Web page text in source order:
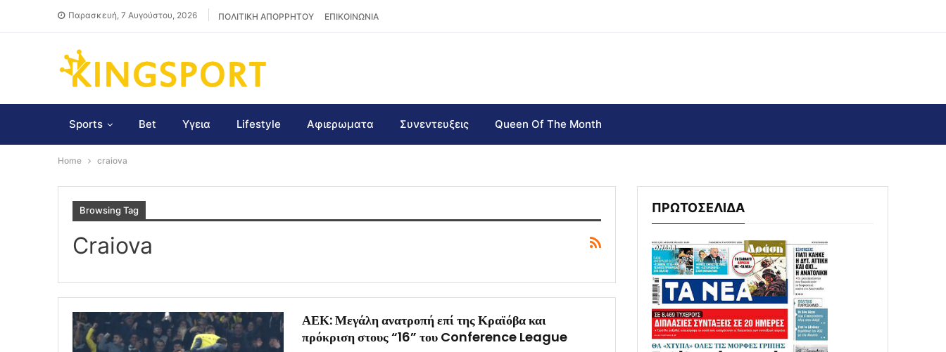
Παρασκευή, 7 Αυγούστου, 2026 ΠΟΛΙΤΙΚΗ ΑΠΟΡΡΗΤΟΥ ΕΠΙΚΟΙΝΩΝΙΑ
Sports Bet Υγεια Lifestyle Αφιερωματα Συνεντευξεις Queen Of The Month
Home craiova
Browsing Tag
Craiova
ΑΕΚ: Μεγάλη ανατροπή επί της Κραϊόβα και
πρόκριση στους “16” του Conference League
ΠΡΩΤΟΣΕΛΙΔΑ